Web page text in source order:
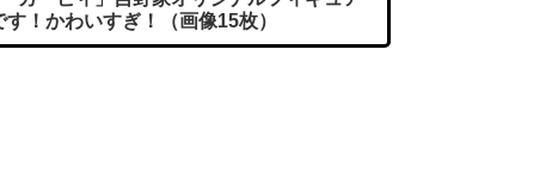
す！かわいすぎ！（画像15枚）